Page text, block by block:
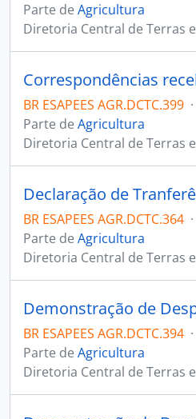
Parte de Agricultura
Diretoria Central de Terras
BR ESAPEES AGR.DCTC.399 ·
Parte de Agricultura
Diretoria Central de Terras
BR ESAPEES AGR.DCTC.364 ·
Parte de Agricultura
Diretoria Central de Terras
Demonstração de
BR ESAPEES AGR.DCTC.394 ·
Parte de Agricultura
Diretoria Central de Terras